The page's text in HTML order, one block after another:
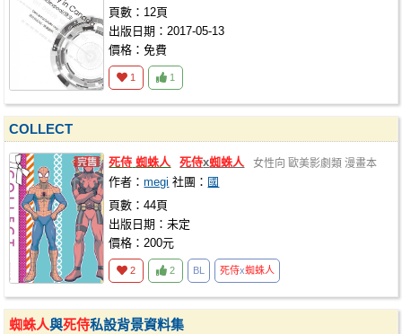
頁數：12頁
出版日期：2017-05-13
價格：免費
1 1
COLLECT
死侍 蜘蛛人 死侍x蜘蛛人 女性向 歐美影劇類 漫畫本
作者：megi 社團： 國
頁數：44頁
出版日期：未定
價格：200元
2 2 BL 死侍x蜘蛛人
蜘蛛人與死侍私設背景資料集